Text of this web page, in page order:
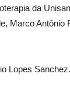
da
Marco Antônio
Lopes